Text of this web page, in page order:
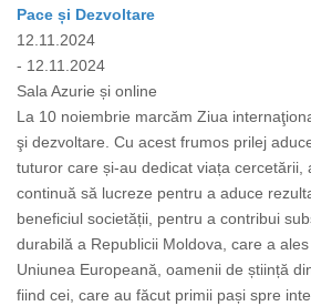
Pace și Dezvoltare
12.11.2024
- 12.11.2024
Sala Azurie și online
La 10 noiembrie marcăm Ziua
şi dezvoltare. Cu acest frumos prilej
tuturor care și-au dedicat viața cercetării,
continuă să lucreze pentru a aduce
beneficiul societății, pentru a contribui
durabilă a Republicii Moldova, care a
Uniunea Europeană, oamenii de știință
fiind cei, care au făcut primii pași spre